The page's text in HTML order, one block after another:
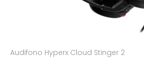
Audifono Hyperx Cloud Stinger 2